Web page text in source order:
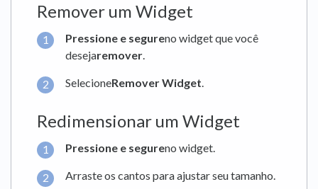
Remover um Widget
Pressione e segureno widget que você
desejaremover
SelecioneRemover Widget.
Redimensionar um Widget
Pressione e segureno widget.
Arraste os cantos para ajustar seu tamanho.